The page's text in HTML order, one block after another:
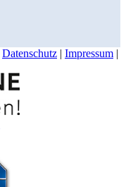
Datenschutz | Impressum |